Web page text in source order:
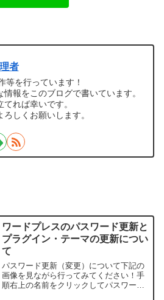
者
等を行っています！
情報をこのブログで書いています。
てれば幸いです。
ろしくお願いします。
ワードプレスのパスワード更新と
プラグイン・テーマの更新につい
て
パスワード更新（変更）について下記の
画像を見ながら行ってみてください！手
順右上の名前をクリックしてパスワード